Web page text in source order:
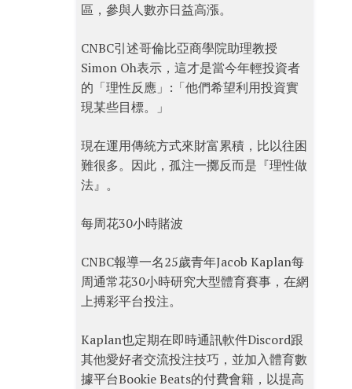
區，參與人數亦日益高漲。
CNBC引述哥倫比亞商學院助理教授
Simon Oh表示，這才是當今年輕投資者
的「理性反應」:「他們希望利用投資實
現某些目標。」
現在運用傳統方式來財富累積，比以往困
難很多。因此，孤注一擲反而是『理性做
法』。
每周花30小時賭波
CNBC報導一名25歲青年Jacob Kaplan每
周通常花30小時研究大型體育賽事，在網
上搏彩平台投注。
Kaplan也定期在即時通訊軟件Discord跟
其他愛好者交流投注技巧，並加入體育數
據平台Bookie Beats的付費會籍，以提高